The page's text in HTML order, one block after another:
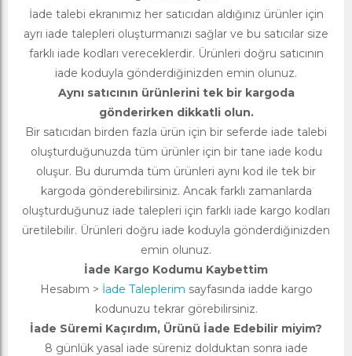
İade talebi ekranımız her satıcıdan aldığınız ürünler için
ayrı iade talepleri oluşturmanızı sağlar ve bu satıcılar size
farklı iade kodları vereceklerdir. Ürünleri doğru satıcının
iade koduyla gönderdiğinizden emin olunuz.
Aynı satıcının ürünlerini tek bir kargoda
gönderirken dikkatli olun.
Bir satıcıdan birden fazla ürün için bir seferde iade talebi
oluşturduğunuzda tüm ürünler için bir tane iade kodu
oluşur. Bu durumda tüm ürünleri aynı kod ile tek bir
kargoda gönderebilirsiniz. Ancak farklı zamanlarda
oluşturduğunuz iade talepleri için farklı iade kargo kodları
üretilebilir. Ürünleri doğru iade koduyla gönderdiğinizden
emin olunuz.
İade Kargo Kodumu Kaybettim
Hesabım > İade Taleplerim sayfasında iadde kargo
kodunuzu tekrar görebilirsiniz.
İade Süremi Kaçırdım, Ürünü İade Edebilir miyim?
8 günlük yasal iade süreniz dolduktan sonra iade